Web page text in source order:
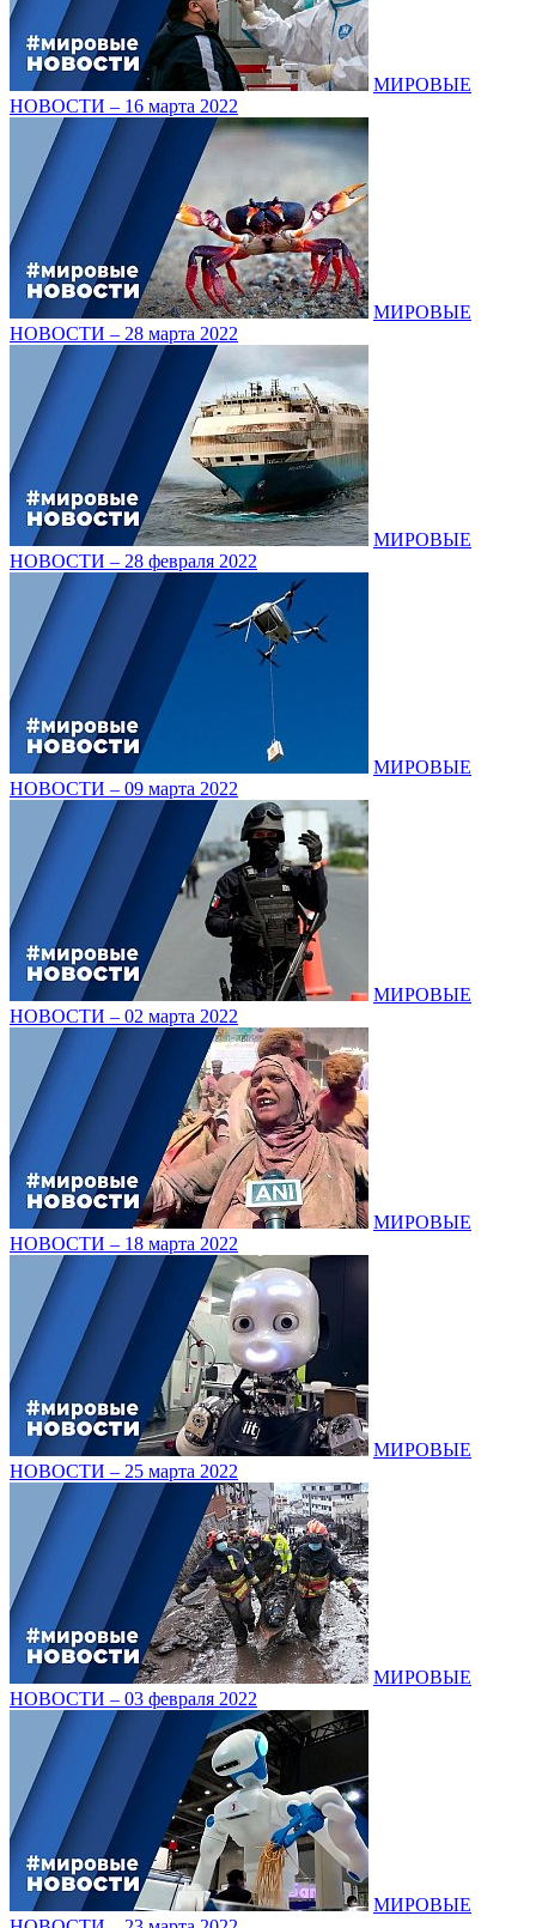
МИРОВЫЕ
НОВОСТИ – 16 марта 2022
МИРОВЫЕ
НОВОСТИ – 28 марта 2022
МИРОВЫЕ
НОВОСТИ – 28 февраля 2022
МИРОВЫЕ
НОВОСТИ – 09 марта 2022
МИРОВЫЕ
НОВОСТИ – 02 марта 2022
МИРОВЫЕ
НОВОСТИ – 18 марта 2022
МИРОВЫЕ
НОВОСТИ – 25 марта 2022
МИРОВЫЕ
НОВОСТИ – 03 февраля 2022
МИРОВЫЕ